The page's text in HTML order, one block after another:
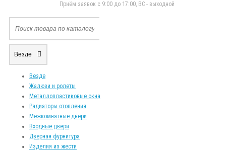
Приём заявок с 9:00 до 17:00, ВС - выходной
Везде
Везде
Жалюзи и ролеты
Металлопластиковые окна
Радиаторы отопления
Межкомнатные двери
Входные двери
Дверная фурнитура
Изделия из жести